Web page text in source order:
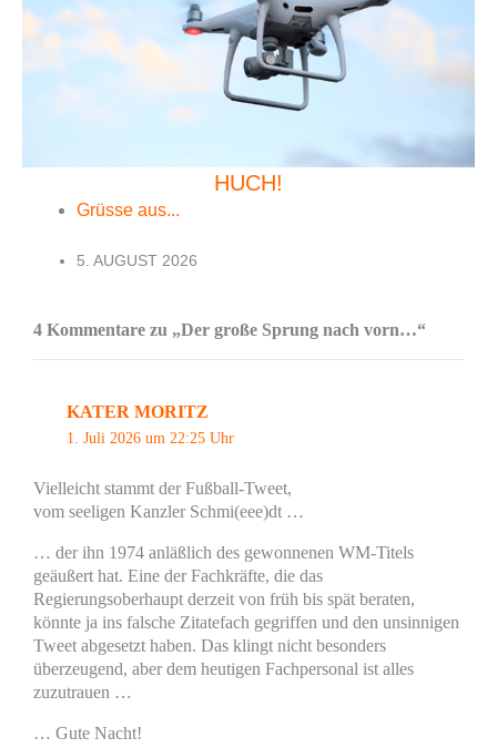
HUCH!
Grüsse aus...
5. AUGUST 2026
4 Kommentare zu „Der große Sprung nach vorn…“
KATER MORITZ
1. Juli 2026 um 22:25 Uhr
Vielleicht stammt der Fußball-Tweet,
vom seeligen Kanzler Schmi(eee)dt …
… der ihn 1974 anläßlich des gewonnenen WM-Titels
geäußert hat. Eine der Fachkräfte, die das
Regierungsoberhaupt derzeit von früh bis spät beraten,
könnte ja ins falsche Zitatefach gegriffen und den unsinnigen
Tweet abgesetzt haben. Das klingt nicht besonders
überzeugend, aber dem heutigen Fachpersonal ist alles
zuzutrauen …
… Gute Nacht!